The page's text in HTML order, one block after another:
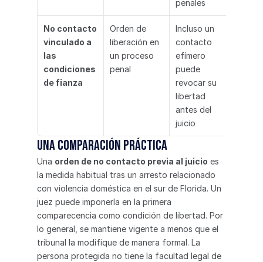
penales
No contacto
vinculado a
las
condiciones
de fianza
Orden de
liberación en
un proceso
penal
Incluso un
contacto
efímero
puede
revocar su
libertad
antes del
juicio
Una comparación práctica
Una orden de no contacto previa al juicio es
la medida habitual tras un arresto relacionado
con violencia doméstica en el sur de Florida. Un
juez puede imponerla en la primera
comparecencia como condición de libertad. Por
lo general, se mantiene vigente a menos que el
tribunal la modifique de manera formal. La
persona protegida no tiene la facultad legal de